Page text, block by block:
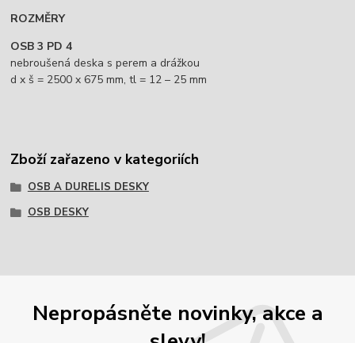
ROZMĚRY
OSB 3 PD 4
nebroušená deska s perem a drážkou
d x š = 2500 x 675 mm, tl = 12 – 25 mm
Zboží zařazeno v kategoriích
OSB A DURELIS DESKY
OSB DESKY
Nepropásněte novinky, akce a